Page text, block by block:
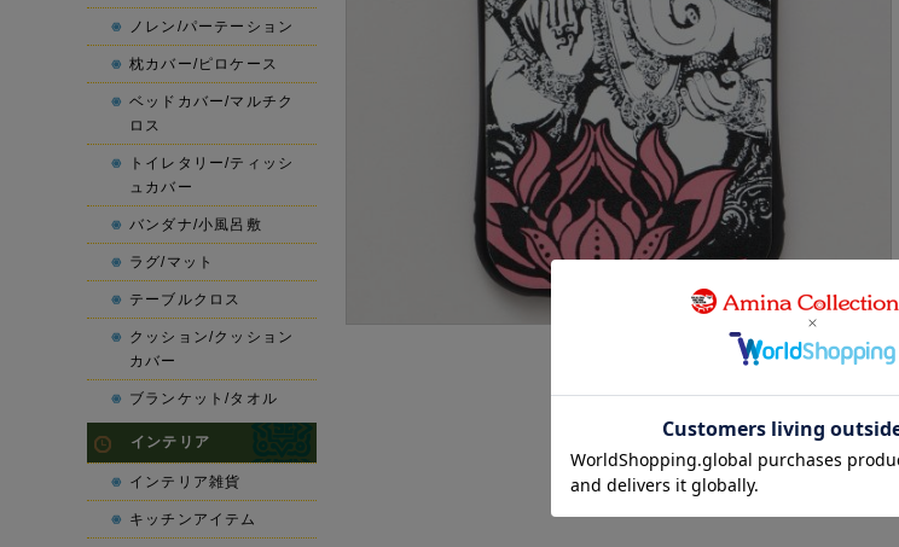
ノレン/パーテーション
枕カバー/ピロケース
ベッドカバー/マルチク
ロス
トイレタリー/ティッシ
ュカバー
バンダナ/小風呂敷
ラグ/マット
テーブルクロス
クッション/クッション
カバー
ブランケット/タオル
インテリア
インテリア雑貨
キッチンアイテム